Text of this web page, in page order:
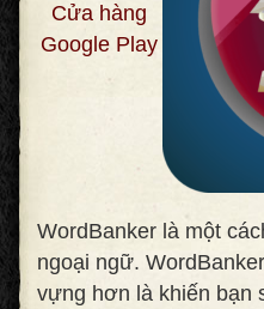
Cửa hàng
Google Play
WordBanker là một
ngoại ngữ.
vựng hơn là khiến bạn